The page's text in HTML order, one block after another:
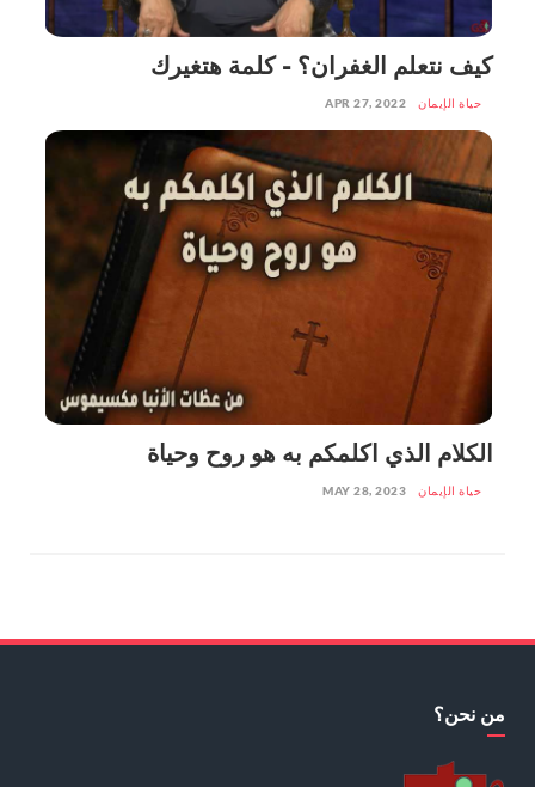
كيف نتعلم الغفران؟ - كلمة هتغيرك
حياة الإيمان APR 27, 2022
الكلام الذي اكلمكم به هو روح وحياة
حياة الإيمان MAY 28, 2023
من نحن؟